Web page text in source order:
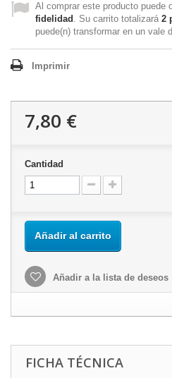
Al comprar este producto puede
fidelidad . Su carrito totalizará 2
puede(n) transformar en un vale
Imprimir
7,80 €
Cantidad
Añadir al carrito
Añadir a la lista de deseos
FICHA TÉCNICA